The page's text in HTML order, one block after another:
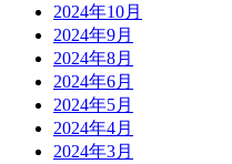
2024年10月
2024年9月
2024年8月
2024年6月
2024年5月
2024年4月
2024年3月